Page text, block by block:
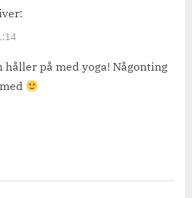
håller på med yoga! Någonting